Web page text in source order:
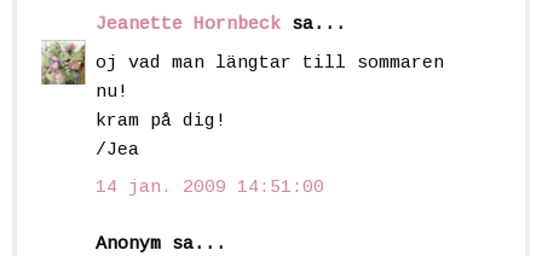
Jeanette Hornbeck sa...
oj vad man längtar till sommaren
nu!
kram på dig!
/Jea
14 jan. 2009 14:51:00
Anonym sa...